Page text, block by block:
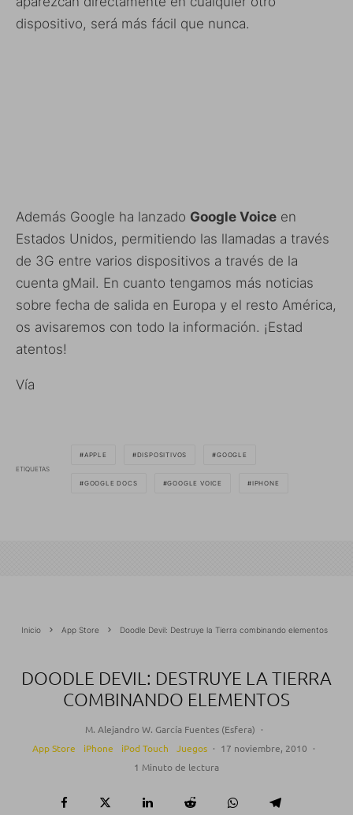
dispositivo, será más fácil que nunca.
Además Google ha lanzado Google Voice en
Estados Unidos, permitiendo las llamadas a través
de 3G entre varios dispositivos a través de la
cuenta gMail. En cuanto tengamos más noticias
sobre fecha de salida en Europa y el resto América,
os avisaremos con todo la información. ¡Estad
atentos!
Vía
ETIQUETAS
APPLE DISPOSITIVOS GOOGLE
GOOGLE DOCS GOOGLE VOICE IPHONE
Inicio App Store Doodle Devil: Destruye la Tierra combinando elementos
DOODLE DEVIL: DESTRUYE LA TIERRA
COMBINANDO ELEMENTOS
M. Alejandro W. García Fuentes (Esfera) ·
App Store
iPhone iPod Touch Juegos · 17 noviembre, 2010 ·
1 Minuto de lectura